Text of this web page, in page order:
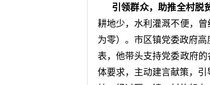
引领群众，助推全村脱
耕地少，水利灌溉不便，
为零）。市区镇党委政府
表，他带头支持党委政府
体要求，主动建言献策，